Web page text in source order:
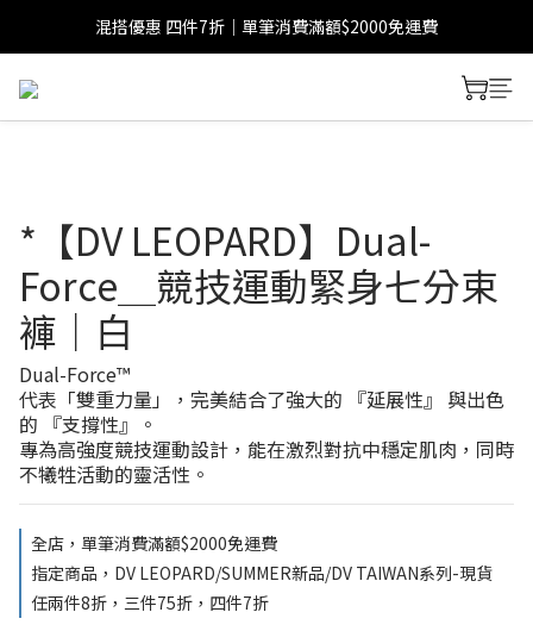
混搭優惠 四件7折｜單筆消費滿額$2000免運費
*【DV LEOPARD】Dual-
Force＿競技運動緊身七分束
褲｜白
Dual-Force™
代表「雙重力量」，完美結合了強大的 『延展性』 與出色
的 『支撐性』。
專為高強度競技運動設計，能在激烈對抗中穩定肌肉，同時
不犧牲活動的靈活性。
全店，單筆消費滿額$2000免運費
指定商品，DV LEOPARD/SUMMER新品/DV TAIWAN系列-現貨
任兩件8折，三件75折，四件7折